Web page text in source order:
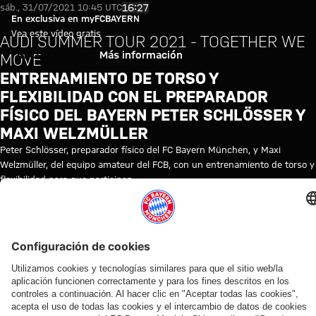
Vídeo: Entrenamiento de
Reproducir vídeo
En exclusiva en myFCBAYERN
Vea este vídeo gratis
Iniciar sesión Más información
sáb., 31/07/2021 10:45 UTC16:27
AUDI SUMMER TOUR 2021 - TOGETHER WE
MOVE
ENTRENAMIENTO DE TORSO Y
FLEXIBILIDAD CON EL PREPARADOR
FÍSICO DEL BAYERN PETER SCHLÖSSER Y
MAXI WELZMÜLLER
Peter Schlösser, preparador físico del FC Bayern München, y Maxi
Welzmüller, del equipo amateur del FCB, con un entrenamiento de torso y
flexibilidad para que participen.
TEMAS DE ESTE VÍDEO
SUMMER
SUMMER
2021
BAYERN
/
/
FANÁTICOS
VÍDEOS RELACIONADOS